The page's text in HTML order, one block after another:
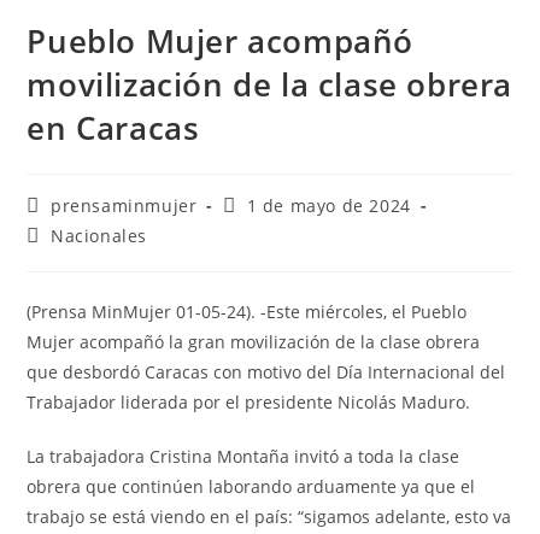
Pueblo Mujer acompañó
movilización de la clase obrera
en Caracas
prensaminmujer
1 de mayo de 2024
Nacionales
(Prensa MinMujer 01-05-24). -Este miércoles, el Pueblo
Mujer acompañó la gran movilización de la clase obrera
que desbordó Caracas con motivo del Día Internacional del
Trabajador liderada por el presidente Nicolás Maduro.
La trabajadora Cristina Montaña invitó a toda la clase
obrera que continúen laborando arduamente ya que el
trabajo se está viendo en el país: “sigamos adelante, esto va